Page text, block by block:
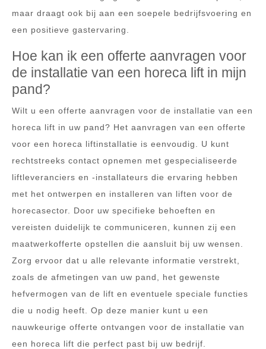
maar draagt ook bij aan een soepele bedrijfsvoering en
een positieve gastervaring.
Hoe kan ik een offerte aanvragen voor
de installatie van een horeca lift in mijn
pand?
Wilt u een offerte aanvragen voor de installatie van een
horeca lift in uw pand? Het aanvragen van een offerte
voor een horeca liftinstallatie is eenvoudig. U kunt
rechtstreeks contact opnemen met gespecialiseerde
liftleveranciers en -installateurs die ervaring hebben
met het ontwerpen en installeren van liften voor de
horecasector. Door uw specifieke behoeften en
vereisten duidelijk te communiceren, kunnen zij een
maatwerkofferte opstellen die aansluit bij uw wensen.
Zorg ervoor dat u alle relevante informatie verstrekt,
zoals de afmetingen van uw pand, het gewenste
hefvermogen van de lift en eventuele speciale functies
die u nodig heeft. Op deze manier kunt u een
nauwkeurige offerte ontvangen voor de installatie van
een horeca lift die perfect past bij uw bedrijf.